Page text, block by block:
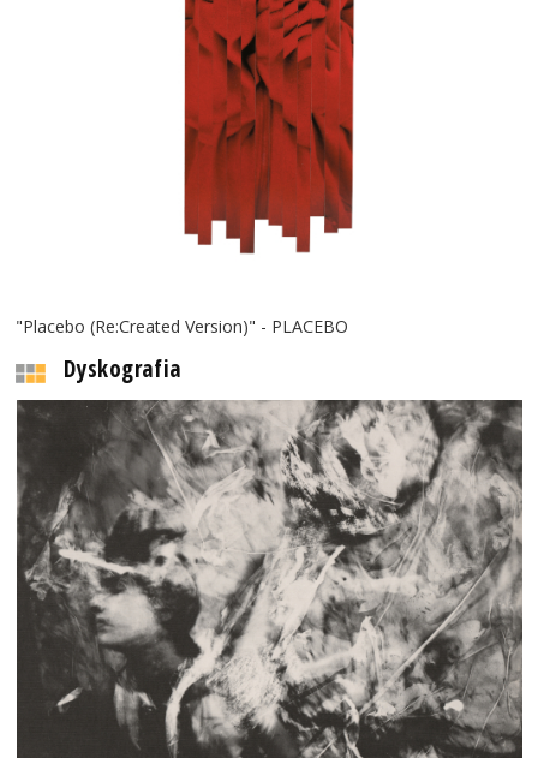
"Placebo (Re:Created Version)" - PLACEBO
Dyskografia